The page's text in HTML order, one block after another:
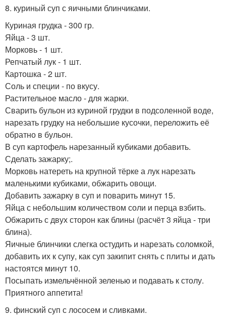
8. куриный суп с яичными блинчиками.
Куриная грудка - 300 гр.
Яйца - 3 шт.
Морковь - 1 шт.
Репчатый лук - 1 шт.
Картошка - 2 шт.
Соль и специи - по вкусу.
Растительное масло - для жарки.
Сварить бульон из куриной грудки в подсоленной воде,
нарезать грудку на небольшие кусочки, переложить её
обратно в бульон.
В суп картофель нарезанный кубиками добавить.
Сделать зажарку;.
Морковь натереть на крупной тёрке а лук нарезать
маленькими кубиками, обжарить овощи.
Добавить зажарку в суп и поварить минут 15.
Яйца с небольшим количеством соли и перца взбить.
Обжарить с двух сторон как блины (расчёт 3 яйца - три
блина).
Яичные блинчики слегка остудить и нарезать соломкой,
добавить их к супу, как суп закипит снять с плиты и дать
настоятся минут 10.
Посыпать измельчённой зеленью и подавать к столу.
Приятного аппетита!
9. финский суп с лососем и сливками.